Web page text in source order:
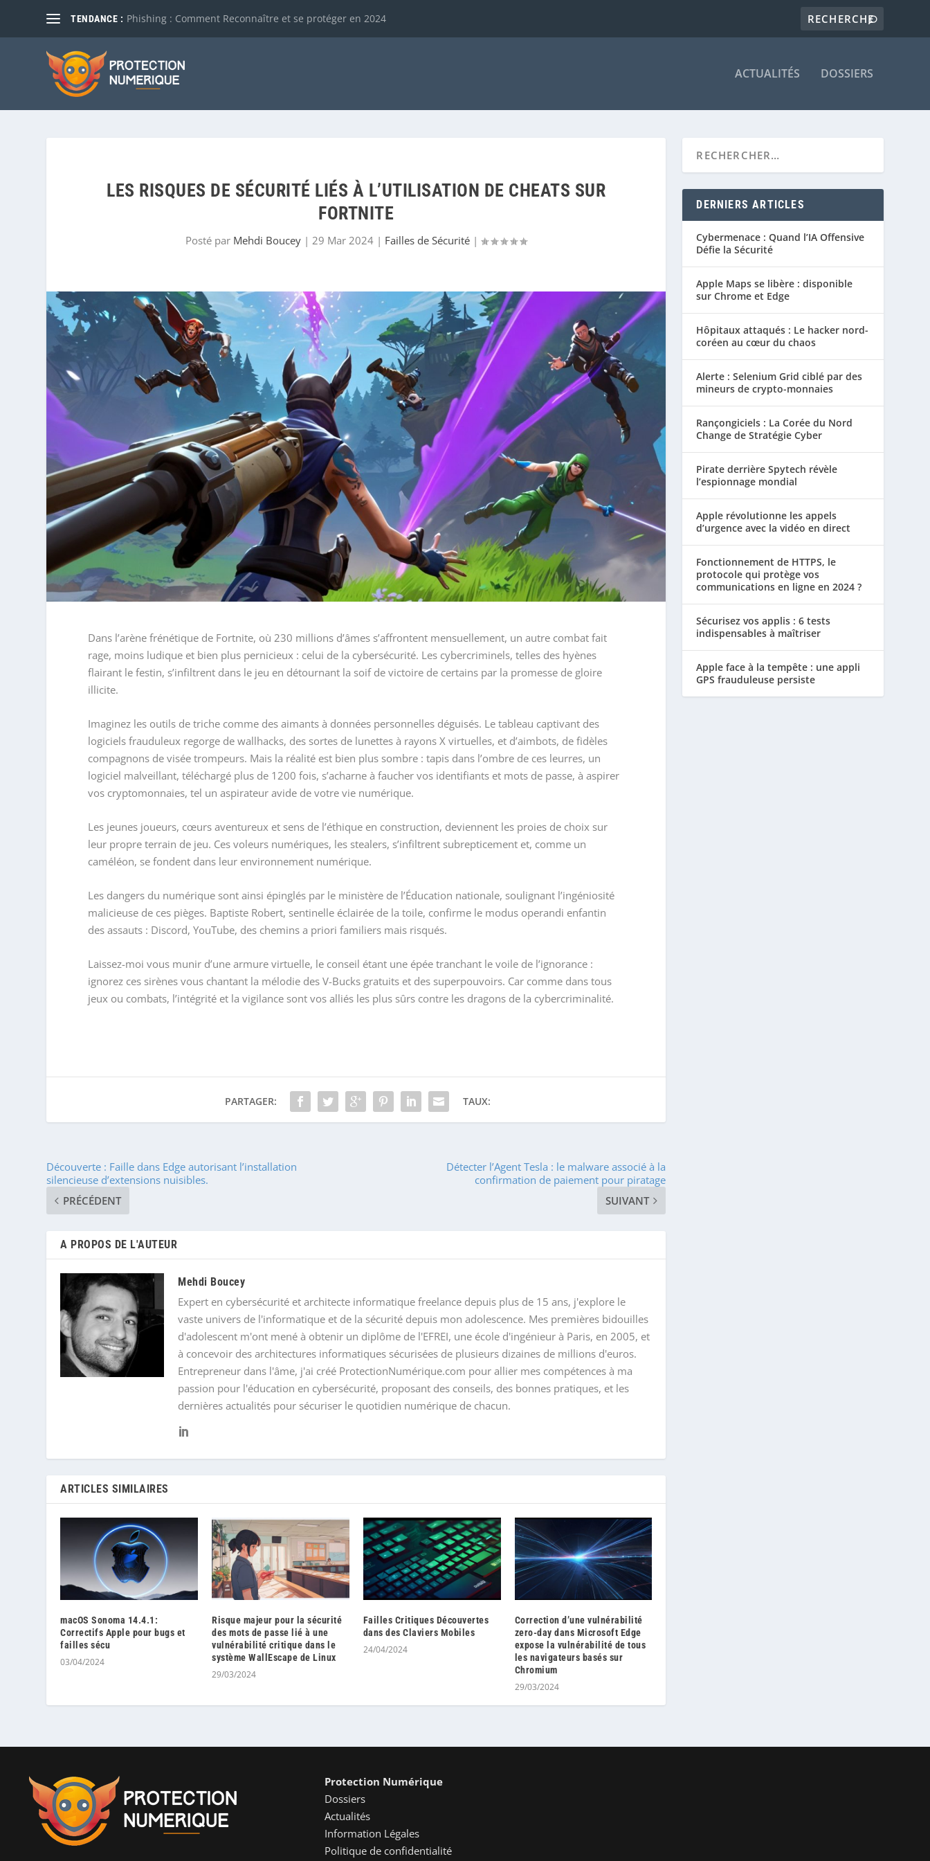
TENDANCE : Phishing : Comment Reconnaître et se protéger en 2024
ACTUALITÉS DOSSIERS
LES RISQUES DE SÉCURITÉ LIÉS À L’UTILISATION DE CHEATS SUR
FORTNITE
Posté par Mehdi Boucey | 29 Mar 2024 | Failles de Sécurité |
Dans l’arène frénétique de Fortnite, où 230 millions d’âmes s’affrontent mensuellement, un autre combat fait
rage, moins ludique et bien plus pernicieux : celui de la cybersécurité. Les cybercriminels, telles des hyènes
flairant le festin, s’infiltrent dans le jeu en détournant la soif de victoire de certains par la promesse de gloire
illicite.
Imaginez les outils de triche comme des aimants à données personnelles déguisés. Le tableau captivant des
logiciels frauduleux regorge de wallhacks, des sortes de lunettes à rayons X virtuelles, et d’aimbots, de fidèles
compagnons de visée trompeurs. Mais la réalité est bien plus sombre : tapis dans l’ombre de ces leurres, un
logiciel malveillant, téléchargé plus de 1200 fois, s’acharne à faucher vos identifiants et mots de passe, à aspirer
vos cryptomonnaies, tel un aspirateur avide de votre vie numérique.
Les jeunes joueurs, cœurs aventureux et sens de l’éthique en construction, deviennent les proies de choix sur
leur propre terrain de jeu. Ces voleurs numériques, les stealers, s’infiltrent subrepticement et, comme un
caméléon, se fondent dans leur environnement numérique.
Les dangers du numérique sont ainsi épinglés par le ministère de l’Éducation nationale, soulignant l’ingéniosité
malicieuse de ces pièges. Baptiste Robert, sentinelle éclairée de la toile, confirme le modus operandi enfantin
des assauts : Discord, YouTube, des chemins a priori familiers mais risqués.
Laissez-moi vous munir d’une armure virtuelle, le conseil étant une épée tranchant le voile de l’ignorance :
ignorez ces sirènes vous chantant la mélodie des V-Bucks gratuits et des superpouvoirs. Car comme dans tous
jeux ou combats, l’intégrité et la vigilance sont vos alliés les plus sûrs contre les dragons de la cybercriminalité.
PARTAGER: TAUX:
Découverte : Faille dans Edge autorisant l’installation
silencieuse d’extensions nuisibles.
PRÉCÉDENT
Détecter l’Agent Tesla : le malware associé à la
confirmation de paiement pour piratage
SUIVANT
A PROPOS DE L'AUTEUR
Mehdi Boucey
Expert en cybersécurité et architecte informatique freelance depuis plus de 15 ans, j'explore le
vaste univers de l'informatique et de la sécurité depuis mon adolescence. Mes premières bidouilles
d'adolescent m'ont mené à obtenir un diplôme de l'EFREI, une école d'ingénieur à Paris, en 2005, et
à concevoir des architectures informatiques sécurisées de plusieurs dizaines de millions d'euros.
Entrepreneur dans l'âme, j'ai créé ProtectionNumérique.com pour allier mes compétences à ma
passion pour l'éducation en cybersécurité, proposant des conseils, des bonnes pratiques, et les
dernières actualités pour sécuriser le quotidien numérique de chacun.
ARTICLES SIMILAIRES
macOS Sonoma 14.4.1:
Correctifs Apple pour bugs et
failles sécu
03/04/2024
Risque majeur pour la sécurité
des mots de passe lié à une
vulnérabilité critique dans le
système WallEscape de Linux
29/03/2024
Failles Critiques Découvertes
dans des Claviers Mobiles
24/04/2024
Correction d’une vulnérabilité
zero-day dans Microsoft Edge
expose la vulnérabilité de tous
les navigateurs basés sur
Chromium
29/03/2024
DERNIERS ARTICLES
Cybermenace : Quand l’IA Offensive
Défie la Sécurité
Apple Maps se libère : disponible
sur Chrome et Edge
Hôpitaux attaqués : Le hacker nord-
coréen au cœur du chaos
Alerte : Selenium Grid ciblé par des
mineurs de crypto-monnaies
Rançongiciels : La Corée du Nord
Change de Stratégie Cyber
Pirate derrière Spytech révèle
l’espionnage mondial
Apple révolutionne les appels
d’urgence avec la vidéo en direct
Fonctionnement de HTTPS, le
protocole qui protège vos
communications en ligne en 2024 ?
Sécurisez vos applis : 6 tests
indispensables à maîtriser
Apple face à la tempête : une appli
GPS frauduleuse persiste
Protection Numérique
Dossiers
Actualités
Information Légales
Politique de confidentialité